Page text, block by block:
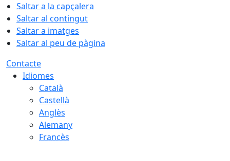
Saltar a la capçalera
Saltar al contingut
Saltar a imatges
Saltar al peu de pàgina
Contacte
Idiomes
Català
Castellà
Anglès
Alemany
Francès